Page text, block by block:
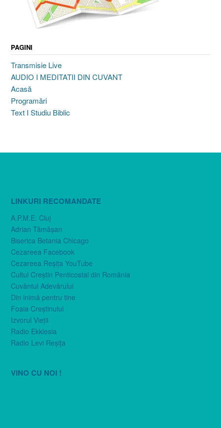
PAGINI
Transmisie Live
AUDIO I MEDITATII DIN CUVANT
Acasă
Programări
Text I Studiu Biblic
LINKURI RECOMANDATE
A.P.M.E. Cluj
Adrian Tămăşan
Biserica Betania Chicago
Cezareea Facebook
Cezareea Reşiţa YouTube
Cultul Creştin Penticostal din România
Cuvântul Adevărului
Din inimă pentru tine
Foaia Creştinului
Izvorul Vieţii
Radio Ekklesia
Radio Levi Reşiţa
VINO CU NOI !